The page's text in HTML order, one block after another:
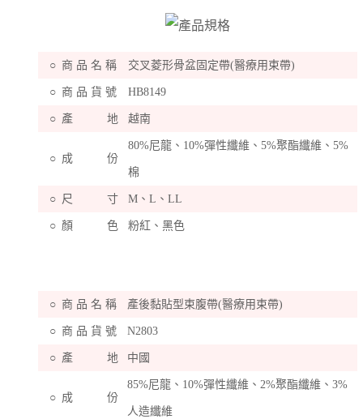
○ 商 品 名 稱 交叉菱形骨盆固定帶(醫療用束帶)
○ 商 品 貨 號 HB8149
○ 產 地 越南
○ 成 份
80%尼龍、10%彈性纖維、5%聚酯纖維、5%
棉
○ 尺 寸 M、L、LL
○ 顏 色 粉紅、黑色
○ 商 品 名 稱 產後黏貼型束腹帶(醫療用束帶)
○ 商 品 貨 號 N2803
○ 產 地 中國
○ 成 份
85%尼龍、10%彈性纖維、2%聚酯纖維、3%
人造纖維